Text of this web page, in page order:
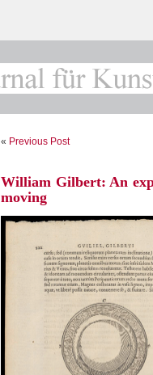
« Previous Post
William Gilbert: An
moving